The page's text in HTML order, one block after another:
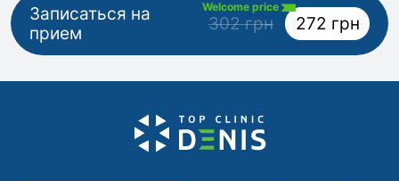
Записаться на
прием
Welcome price
302 грн 272 грн